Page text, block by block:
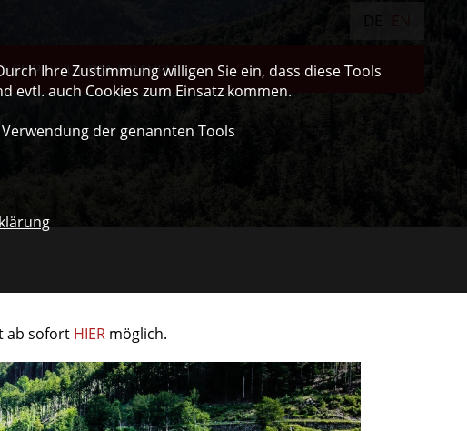
CUP ULTRA GRAVEL
ab sofort HIERmöglich.
Ihre Zustimmung willigen Sie ein, dass diese Tools
auch Cookies zum Einsatz kommen.
der genannten Tools